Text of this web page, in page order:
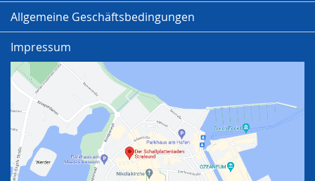
Allgemeine Geschäftsbedingungen
Impressum